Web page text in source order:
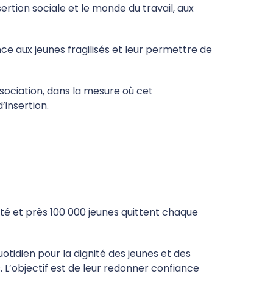
sociale et le monde du travail, aux
aux jeunes fragilisés et leur permettre de
dans la mesure où cet
et près 100 000 jeunes quittent chaque
pour la dignité des jeunes et des
est de leur redonner confiance